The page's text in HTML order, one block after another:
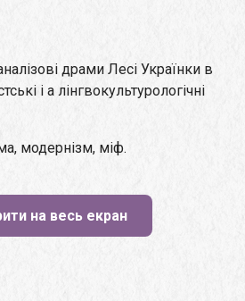
драми Лесі Українки в
і а лінгвокультурологічні
модернізм, міф.
на весь екран